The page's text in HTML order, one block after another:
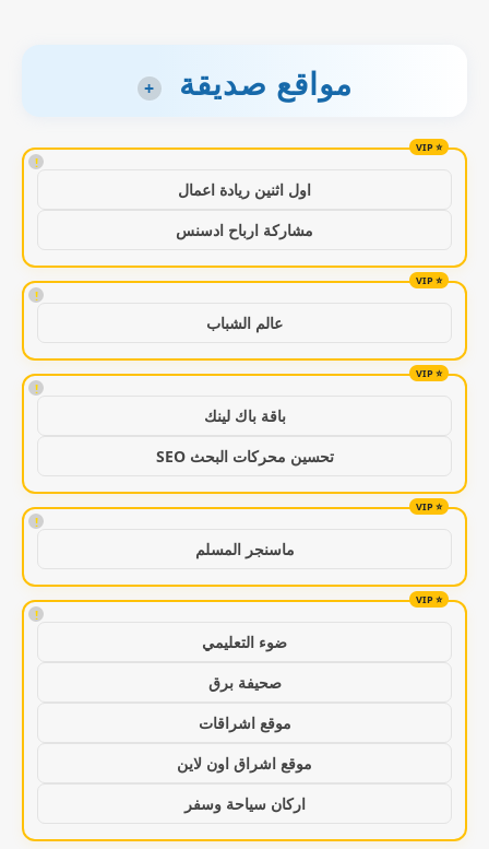
مواقع صديقة +
!
اول اثنين ريادة اعمال
مشاركة ارباح ادسنس
!
عالم الشباب
!
باقة باك لينك
تحسين محركات البحث SEO
!
ماسنجر المسلم
!
ضوء التعليمي
صحيفة برق
موقع اشراقات
موقع اشراق اون لاين
اركان سياحة وسفر